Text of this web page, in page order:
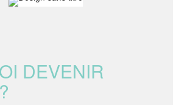
DEVENIR